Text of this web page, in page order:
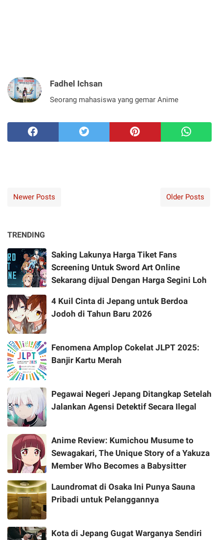
Fadhel Ichsan
Seorang mahasiswa yang gemar Anime
Newer Posts Older Posts
TRENDING
Saking Lakunya Harga Tiket Fans
Screening Untuk Sword Art Online
Sekarang dijual Dengan Harga Segini Loh
4 Kuil Cinta di Jepang untuk Berdoa
Jodoh di Tahun Baru 2026
Fenomena Amplop Cokelat JLPT 2025:
Banjir Kartu Merah
Pegawai Negeri Jepang Ditangkap Setelah
Jalankan Agensi Detektif Secara Ilegal
Anime Review: Kumichou Musume to
Sewagakari, The Unique Story of a Yakuza
Member Who Becomes a Babysitter
Laundromat di Osaka Ini Punya Sauna
Pribadi untuk Pelanggannya
Kota di Jepang Gugat Warganya Sendiri